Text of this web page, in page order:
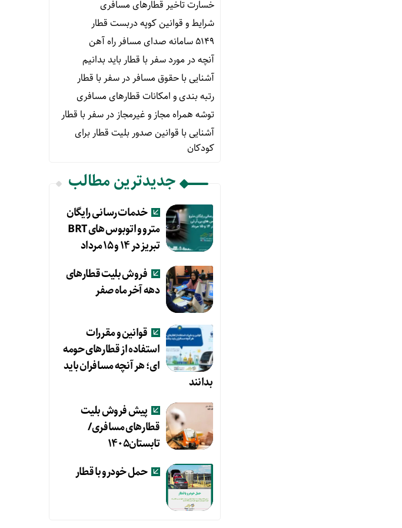
خسارت تاخیر قطارهای مسافری
شرایط و قوانین کوپه دربست قطار
۵۱۴۹ سامانه صدای مسافر راه آهن
آنچه در مورد سفر با قطار باید بدانیم
آشنایی با حقوق مسافر در سفر با قطار
رتبه بندی و امکانات قطارهای مسافری
توشه همراه مجاز و غیرمجاز در سفر با قطار
آشنایی با قوانین صدور بلیت قطار برای
کودکان
جدیدترین مطالب
خدمات رسانی رایگان
مترو و اتوبوس های BRT
تبریز در ۱۴ و ۱۵ مرداد
فروش بلیت قطارهای
دهه آخر ماه صفر
قوانین و مقررات
استفاده از قطارهای حومه
ای؛ هر آنچه مسافران باید
بدانند
پیش فروش بلیت
قطارهای مسافری/
تابستان۱۴۰۵
حمل خودرو با قطار